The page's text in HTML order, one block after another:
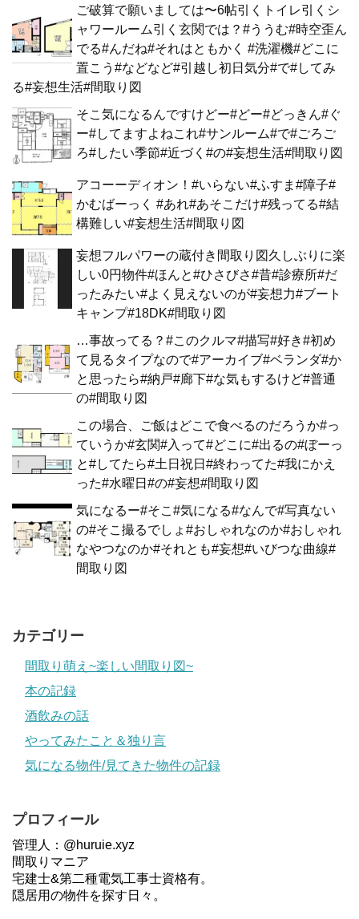
ご破算で願いましては〜6帖引くトイレ引くシ
ャワールーム引く玄関では？#ううむ#時空歪ん
でる#んだね#それはともかく #洗濯機#どこに
置こう#などなど#引越し初日気分#で#してみ
る#妄想生活#間取り図
そこ気になるんですけどー#どー#どっきん#ぐ
ー#してますよねこれ#サンルーム#で#ごろご
ろ#したい季節#近づく#の#妄想生活#間取り図
アコーーディオン！#いらない#ふすま#障子#
かむばーっく #あれ#あそこだけ#残ってる#結
構難しい#妄想生活#間取り図
妄想フルパワーの蔵付き間取り図久しぶりに楽
しい0円物件#ほんと#ひさびさ#昔#診療所#だ
ったみたい#よく見えないのが#妄想力#ブート
キャンプ#18DK#間取り図
…事故ってる？#このクルマ#描写#好き#初め
て見るタイプなので#アーカイブ#ベランダ#か
と思ったら#納戸#廊下#な気もするけど#普通
の#間取り図
この場合、ご飯はどこで食べるのだろうか#っ
ていうか#玄関#入って#どこに#出るの#ぼーっ
と#してたら#土日祝日#終わってた#我にかえ
った#水曜日#の#妄想#間取り図
気になるー#そこ#気になる#なんで#写真ない
の#そこ撮るでしょ#おしゃれなのか#おしゃれ
なやつなのか#それとも#妄想#いびつな曲線#
間取り図
カテゴリー
間取り萌え~楽しい間取り図~
本の記録
酒飲みの話
やってみたこと＆独り言
気になる物件/見てきた物件の記録
プロフィール
管理人：@huruie.xyz
間取りマニア
宅建士&第二種電気工事士資格有。
隠居用の物件を探す日々。